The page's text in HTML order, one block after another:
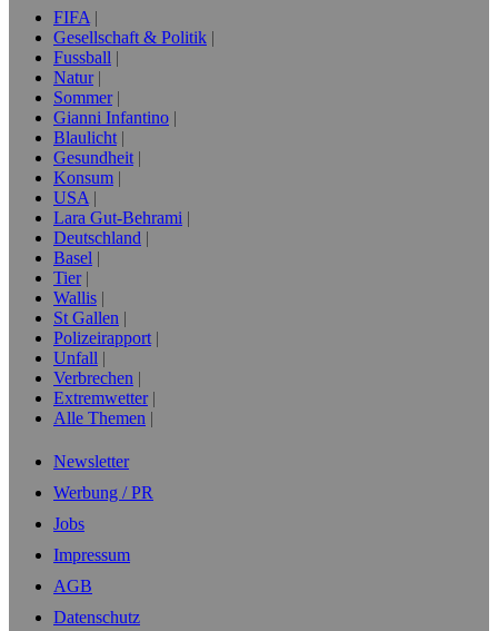
FIFA
Gesellschaft & Politik
Fussball
Natur
Sommer
Gianni Infantino
Blaulicht
Gesundheit
Konsum
USA
Lara Gut-Behrami
Deutschland
Basel
Tier
Wallis
St Gallen
Polizeirapport
Unfall
Verbrechen
Extremwetter
Alle Themen
Newsletter
Werbung / PR
Jobs
Impressum
AGB
Datenschutz